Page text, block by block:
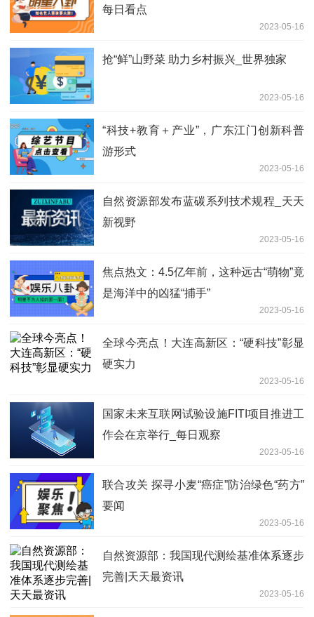
每日看点
2023-05-16
抢“鲜”山野菜 助力乡村振兴_世界独家
2023-05-16
“科技+教育＋产业”，广东江门创新科普
游形式
2023-05-16
自然资源部发布蓝碳系列技术规程_天天
新视野
2023-05-16
焦点热文：4.5亿年前，这种远古“萌物”竟
是海洋中的凶猛“捕手”
2023-05-16
全球今亮点！大连高新区：“硬科技”彰显
硬实力
2023-05-16
国家未来互联网试验设施FITI项目推进工
作会在京举行_每日观察
2023-05-16
联合攻关 探寻小麦“癌症”防治绿色“药方”
要闻
2023-05-16
自然资源部：我国现代测绘基准体系逐步
完善|天天最资讯
2023-05-16